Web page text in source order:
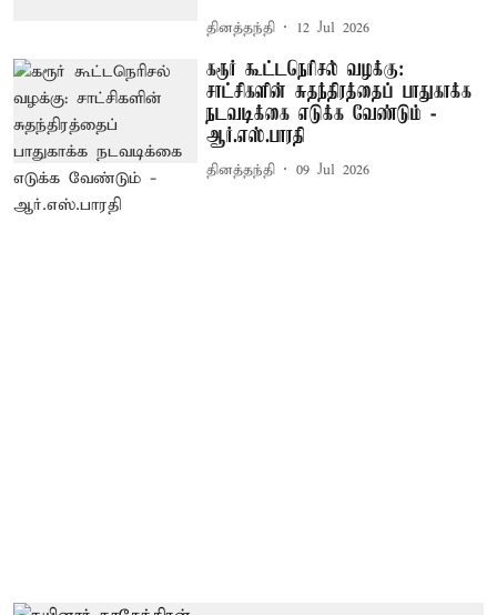
தினத்தந்தி 12 Jul 2026
கரூர் கூட்டநெரிசல் வழக்கு:
சாட்சிகளின் சுதந்திரத்தைப் பாதுகாக்க
நடவடிக்கை எடுக்க வேண்டும் -
ஆர்.எஸ்.பாரதி
தினத்தந்தி 09 Jul 2026